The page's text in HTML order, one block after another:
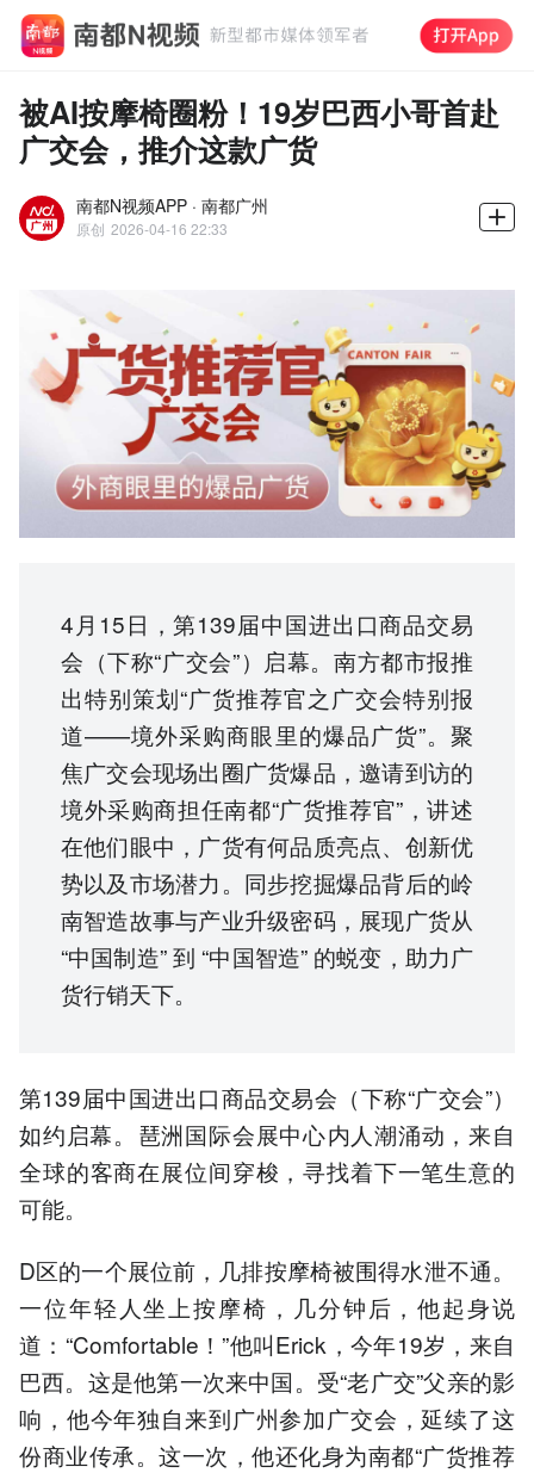
被AI按摩椅圈粉！19岁巴西小哥首赴
广交会，推介这款广货
南都N视频APP · 南都广州
原创 2026-04-16 22:33
4月15日，第139届中国进出口商品交易
会（下称“广交会”）启幕。南方都市报推
出特别策划“广货推荐官之广交会特别报
道——境外采购商眼里的爆品广货”。聚
焦广交会现场出圈广货爆品，邀请到访的
境外采购商担任南都“广货推荐官”，讲述
在他们眼中，广货有何品质亮点、创新优
势以及市场潜力。同步挖掘爆品背后的岭
南智造故事与产业升级密码，展现广货从
“中国制造” 到 “中国智造” 的蜕变，助力广
货行销天下。
第139届中国进出口商品交易会（下称“广交会”）
如约启幕。‌琶洲国际会展中心‌内人潮涌动，来自
全球的客商在展位间穿梭，寻找着下一笔生意的
可能。
D区的一个展位前，几排按摩椅被围得水泄不通。
一位年轻人坐上按摩椅，几分钟后，他起身说
道：“Comfortable！”他叫Erick，今年19岁，来自
巴西。这是他第一次来中国。受“老广交”父亲的影
响，他今年独自来到广州参加广交会，延续了这
份商业传承。这一次，他还化身为南都“广货推荐